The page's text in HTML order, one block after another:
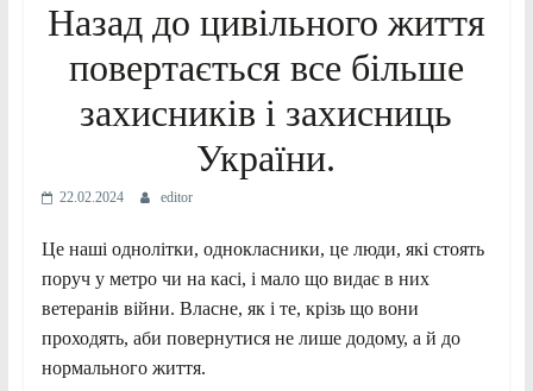
Назад до цивільного життя
повертається все більше
захисників і захисниць
України.
22.02.2024 editor
Це наші однолітки, однокласники, це люди, які стоять
поруч у метро чи на касі, і мало що видає в них
ветеранів війни. Власне, як і те, крізь що вони
проходять, аби повернутися не лише додому, а й до
нормального життя.